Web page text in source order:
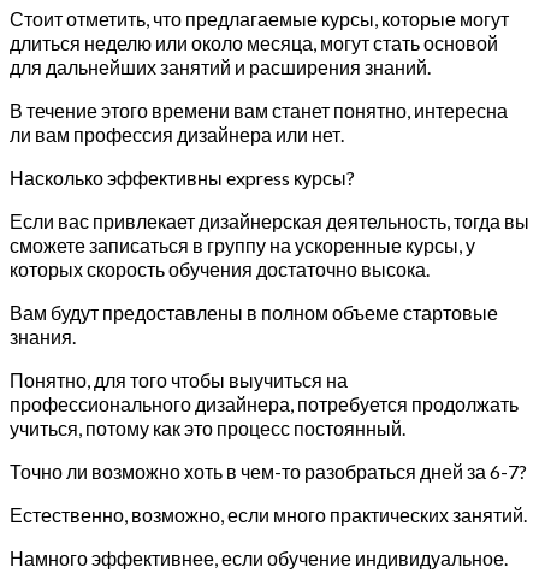
Стоит отметить, что предлагаемые курсы, которые могут
длиться неделю или около месяца, могут стать основой
для дальнейших занятий и расширения знаний.
В течение этого времени вам станет понятно, интересна
ли вам профессия дизайнера или нет.
Насколько эффективны express курсы?
Если вас привлекает дизайнерская деятельность, тогда вы
сможете записаться в группу на ускоренные курсы, у
которых скорость обучения достаточно высока.
Вам будут предоставлены в полном объеме стартовые
знания.
Понятно, для того чтобы выучиться на
профессионального дизайнера, потребуется продолжать
учиться, потому как это процесс постоянный.
Точно ли возможно хоть в чем-то разобраться дней за 6-7?
Естественно, возможно, если много практических занятий.
Намного эффективнее, если обучение индивидуальное.